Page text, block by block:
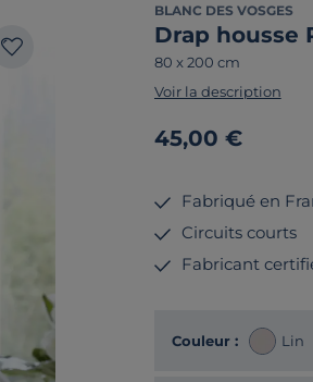
BLANC DES VOSGES
Drap housse
80 x 200 cm
Voir la description
45,00 €
Fabriqué en
Circuits courts
Fabricant
Couleur : Lin